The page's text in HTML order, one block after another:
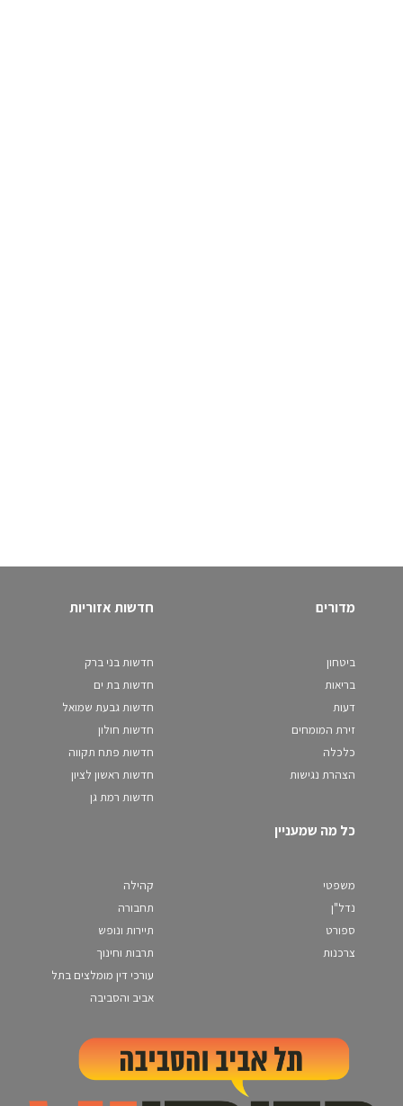
מדורים
ביטחון
בריאות
דעות
זירת המומחים
כלכלה
הצהרת נגישות
חדשות אזוריות
חדשות בני ברק
חדשות בת ים
חדשות גבעת שמואל
חדשות חולון
חדשות פתח תקווה
חדשות ראשון לציון
חדשות רמת גן
כל מה שמעניין
משפטי
נדל"ן
ספורט
צרכנות
קהילה
תחבורה
תיירות ונופש
תרבות וחינוך
עורכי דין מומלצים בתל
אביב והסביבה